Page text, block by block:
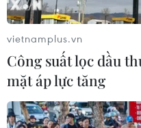
vietnamplus.vn
Công suất lọc dầu
mặt áp lực tăng